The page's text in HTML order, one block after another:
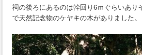
祠の後ろにあるのは幹回り6ｍぐらいあり
で天然記念物のケヤキの木がありました。